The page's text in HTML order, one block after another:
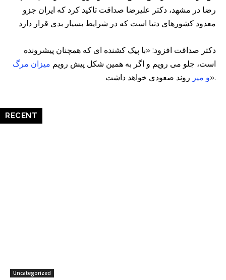
رضا در مشهد، دکتر علیرضا صداقت تاکید کرد که ایران جزو
معدود کشورهای دنیا است که در شرایط بسیار بدی قرار دارد
دکتر صداقت افزود: «با پیک کشنده‌ ای که همچنان پیشرونده
است، جلو می‌ رویم و اگر به همین شکل پیش رویم میزان مرگ
و میرروند صعودی خواهد داشت».
RECENT
Uncategorized